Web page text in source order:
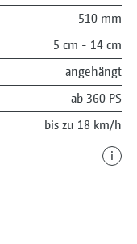
510 mm
5 cm - 14 cm
angehängt
ab 360 PS
bis zu 18 km/h
i